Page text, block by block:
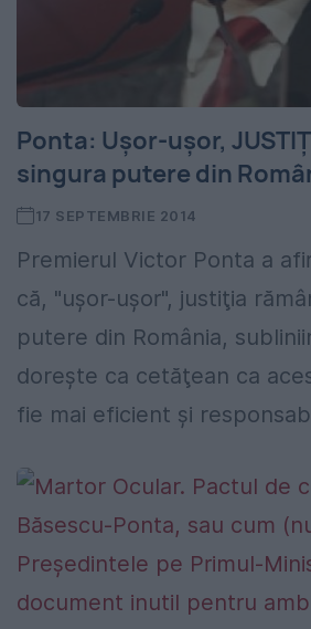
Ponta: Uşor-uşor,
singura putere din
17 SEPTEMBRIE 2014
Premierul Victor Ponta a
că, "uşor-uşor", justiţia
putere din România,
doreşte ca cetăţean ca
fie mai eficient şi